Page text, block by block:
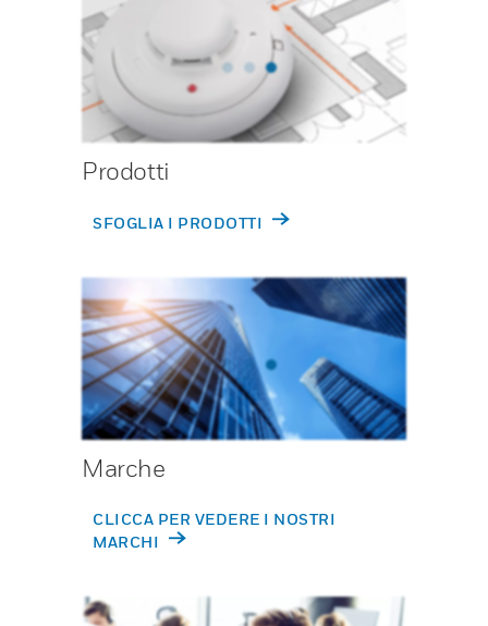
Prodotti
SFOGLIA I PRODOTTI
Marche
CLICCA PER VEDERE I NOSTRI
MARCHI